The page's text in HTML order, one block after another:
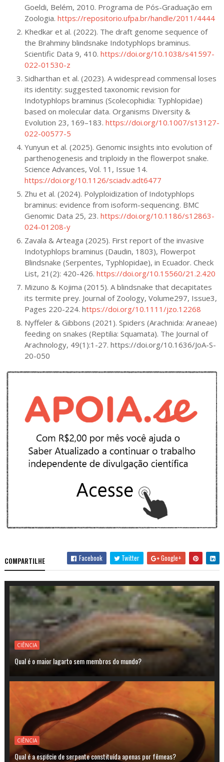
Goeldi, Belém, 2010. Programa de Pós-Graduação em
Zoologia. https://repositorio.ufpa.br/handle/2011/4444
Khedkar et al. (2022). The draft genome sequence of
the Brahminy blindsnake Indotyphlops braminus.
Scientific Data 9, 410. https://doi.org/10.1038/s41597-
022-01530-z
Sidharthan et al. (2023). A widespread commensal loses
its identity: suggested taxonomic revision for
Indotyphlops braminus (Scolecophidia: Typhlopidae)
based on molecular data. Organisms Diversity &
Evolution 23, 169–183. https://doi.org/10.1007/s13127-
022-00577-5
Yunyun et al. (2025). Genomic insights into evolution of
parthenogenesis and triploidy in the flowerpot snake.
Science Advances, Vol. 11, Issue 14.
https://doi.org/10.1126/sciadv.adt6477
Zhu et al. (2024). Polyploidization of Indotyphlops
braminus: evidence from isoform-sequencing. BMC
Genomic Data 25, 23. https://doi.org/10.1186/s12863-
024-01208-y
Zavala & Arteaga (2025). First report of the invasive
Indotyphlops braminus (Daudin, 1803), Flowerpot
Blindsnake (Serpentes, Typhlopidae), in Ecuador. Check
List, 21(2): 420-426. https://doi.org/10.15560/21.2.420
Mizuno & Kojima (2015). A blindsnake that decapitates
its termite prey. Journal of Zoology, Volume297, Issue3,
Pages 220-224. https://doi.org/10.1111/jzo.12268
Nyffeler & Gibbons (2021). Spiders (Arachnida: Araneae)
feeding on snakes (Reptilia: Squamata). The Journal of
Arachnology, 49(1):1-27. https://doi.org/10.1636/JoA-S-
20-050
COMPARTILHE Facebook Twitter Google+
CIÊNCIA
Qual é o maior lagarto sem membros do mundo?
CIÊNCIA
Qual é a espécie de serpente constituída apenas por fêmeas?